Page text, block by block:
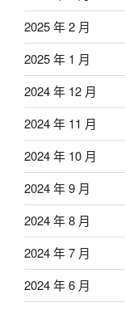
2025 年 2 月
2025 年 1 月
2024 年 12 月
2024 年 11 月
2024 年 10 月
2024 年 9 月
2024 年 8 月
2024 年 7 月
2024 年 6 月